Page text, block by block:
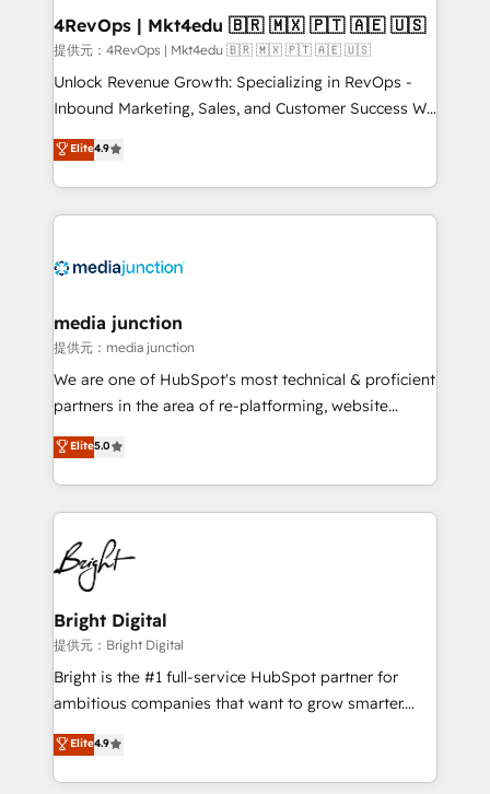
on-demand bundle services. Connect with us today!
4RevOps | Mkt4edu 🇧🇷 🇲🇽 🇵🇹 🇦🇪 🇺🇸
提供元：4RevOps | Mkt4edu 🇧🇷 🇲🇽 🇵🇹 🇦🇪 🇺🇸
Unlock Revenue Growth: Specializing in RevOps -
Inbound Marketing, Sales, and Customer Success We
specialize in driving revenue growth for companies
across industries through tailored marketing, sales,
and customer success strategies, utilizing RevOps
methodologies. As Latin America's largest HubSpot
offer unparalleled insights. Operating in five
Mexico, USA, and Portugal—we've executed over a
hundred successful operations. Our approach,
rooted in RevOps principles, integrates analysis,
training, planning, and qualification. Leveraging
inbound marketing tactics, we focus on
understanding, nurturing, and converting leads.
competitive market.
Elite4.9
media junction
提供元：media junction
We are one of HubSpot's most technical & proficient
partners in the area of re-platforming, website
design & development. We specialize in multi-hub
implementations for mid-market & enterprise
companies. We are woman-owned, powered by
coffee, and we ❤️ dogs. We produce award-winning
work for our clients. 🏆2023 Technical Expertise
Impact Award 🏆2022 Technical Expertise Impact
Award 🏆2022 Platform Migration Excellence Impact
Award 🏆2020 Elite Solutions Partner 🏆2019
Integrations HubSpot Impact Award 🏆2019
Marketing Enablement HubSpot Impact Award 🏆
2018 Website Design HubSpot Impact Award 🏆2017
Growth-Driven Design Agency of the Year 🏆2016
Sales Enablement HubSpot Impact Award 🏆2015
Elite5.0
Bright Digital
提供元：Bright Digital
Bright is the #1 full-service HubSpot partner for
ambitious companies that want to grow smarter.
From HubSpot onboarding, to training, from
developing a new website to lead generation and
digital marketing; we do it all (and with great
Elite4.9